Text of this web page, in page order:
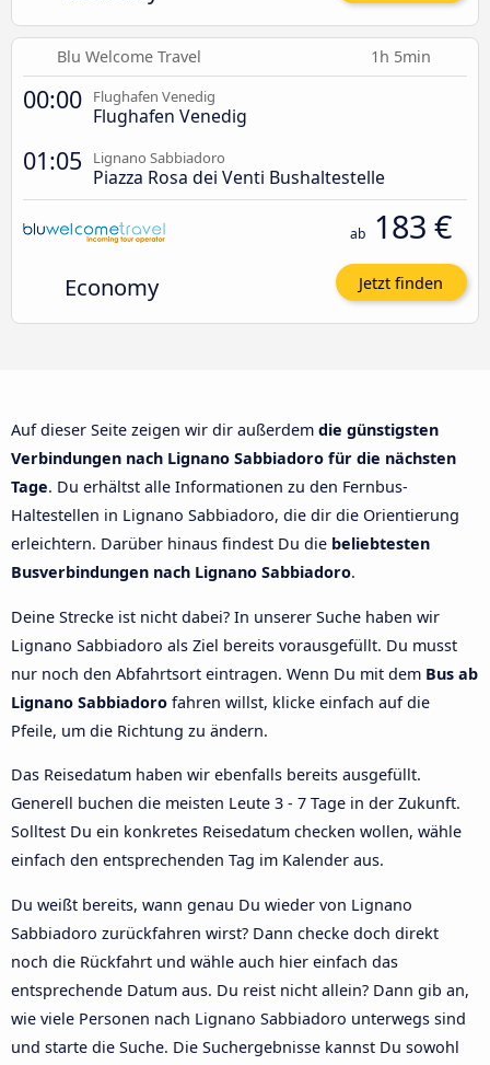
Blu Welcome Travel 1h 5min
00:00 Flughafen Venedig
Flughafen Venedig
01:05 Lignano Sabbiadoro
Piazza Rosa dei Venti Bushaltestelle
Economy
ab 183 €
Jetzt finden
Auf dieser Seite zeigen wir dir außerdem die günstigsten
Verbindungen nach Lignano Sabbiadoro für die nächsten
Tage. Du erhältst alle Informationen zu den Fernbus-
Haltestellen in Lignano Sabbiadoro, die dir die Orientierung
erleichtern. Darüber hinaus findest Du die beliebtesten
Busverbindungen nach Lignano Sabbiadoro.
Deine Strecke ist nicht dabei? In unserer Suche haben wir
Lignano Sabbiadoro als Ziel bereits vorausgefüllt. Du musst
nur noch den Abfahrtsort eintragen. Wenn Du mit dem Bus ab
Lignano Sabbiadoro fahren willst, klicke einfach auf die
Pfeile, um die Richtung zu ändern.
Das Reisedatum haben wir ebenfalls bereits ausgefüllt.
Generell buchen die meisten Leute 3 - 7 Tage in der Zukunft.
Solltest Du ein konkretes Reisedatum checken wollen, wähle
einfach den entsprechenden Tag im Kalender aus.
Du weißt bereits, wann genau Du wieder von Lignano
Sabbiadoro zurückfahren wirst? Dann checke doch direkt
noch die Rückfahrt und wähle auch hier einfach das
entsprechende Datum aus. Du reist nicht allein? Dann gib an,
wie viele Personen nach Lignano Sabbiadoro unterwegs sind
und starte die Suche. Die Suchergebnisse kannst Du sowohl